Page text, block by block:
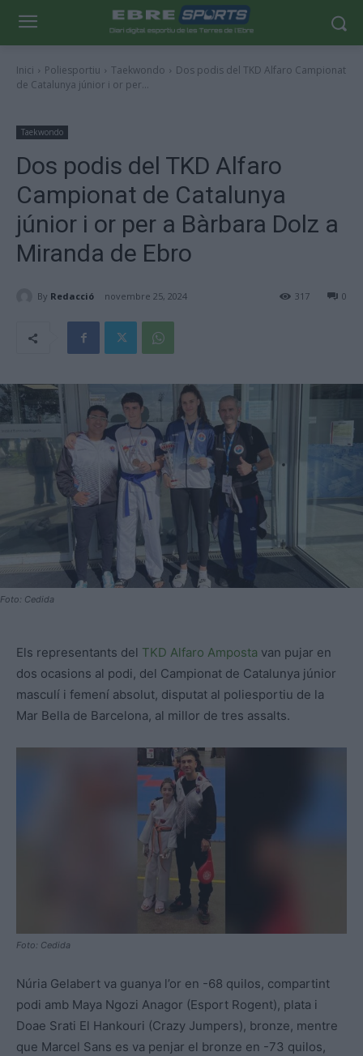
Inici Poliesportiu Taekwondo
Dos podis del TKD Alfaro Campionat
de Catalunya júnior i or per...
Taekwondo
Dos podis del TKD Alfaro
Campionat de Catalunya
júnior i or per a Bàrbara Dolz a
Miranda de Ebro
By Redacció novembre 25, 2024 0
317
Foto: Cedida
Els representants del TKD Alfaro Amposta van pujar en
dos ocasions al podi, del Campionat de Catalunya júnior
masculí i femení absolut, disputat al poliesportiu de la
Mar Bella de Barcelona, al millor de tres assalts.
Foto: Cedida
Núria Gelabert va guanya l’or en -68 quilos, compartint
podi amb Maya Ngozi Anagor (Esport Rogent), plata i
Doae Srati El Hankouri (Crazy Jumpers), bronze, mentre
que Marcel Sans es va penjar el bronze en -73 quilos,